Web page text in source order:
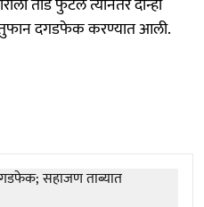
दगडफेक करण्यात आली.